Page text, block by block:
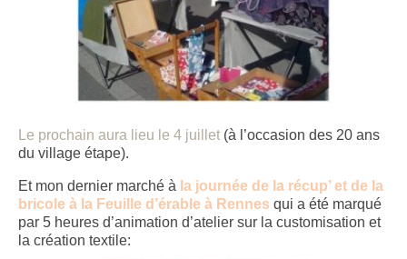
Le prochain aura lieu le 4 juillet (à l’occasion des 20 ans
du village étape).
Et mon dernier marché à la journée de la récup’ et de la
bricole à la Feuille d’érable à Rennes qui a été marqué
par 5 heures d’animation d’atelier sur la customisation et
la création textile: